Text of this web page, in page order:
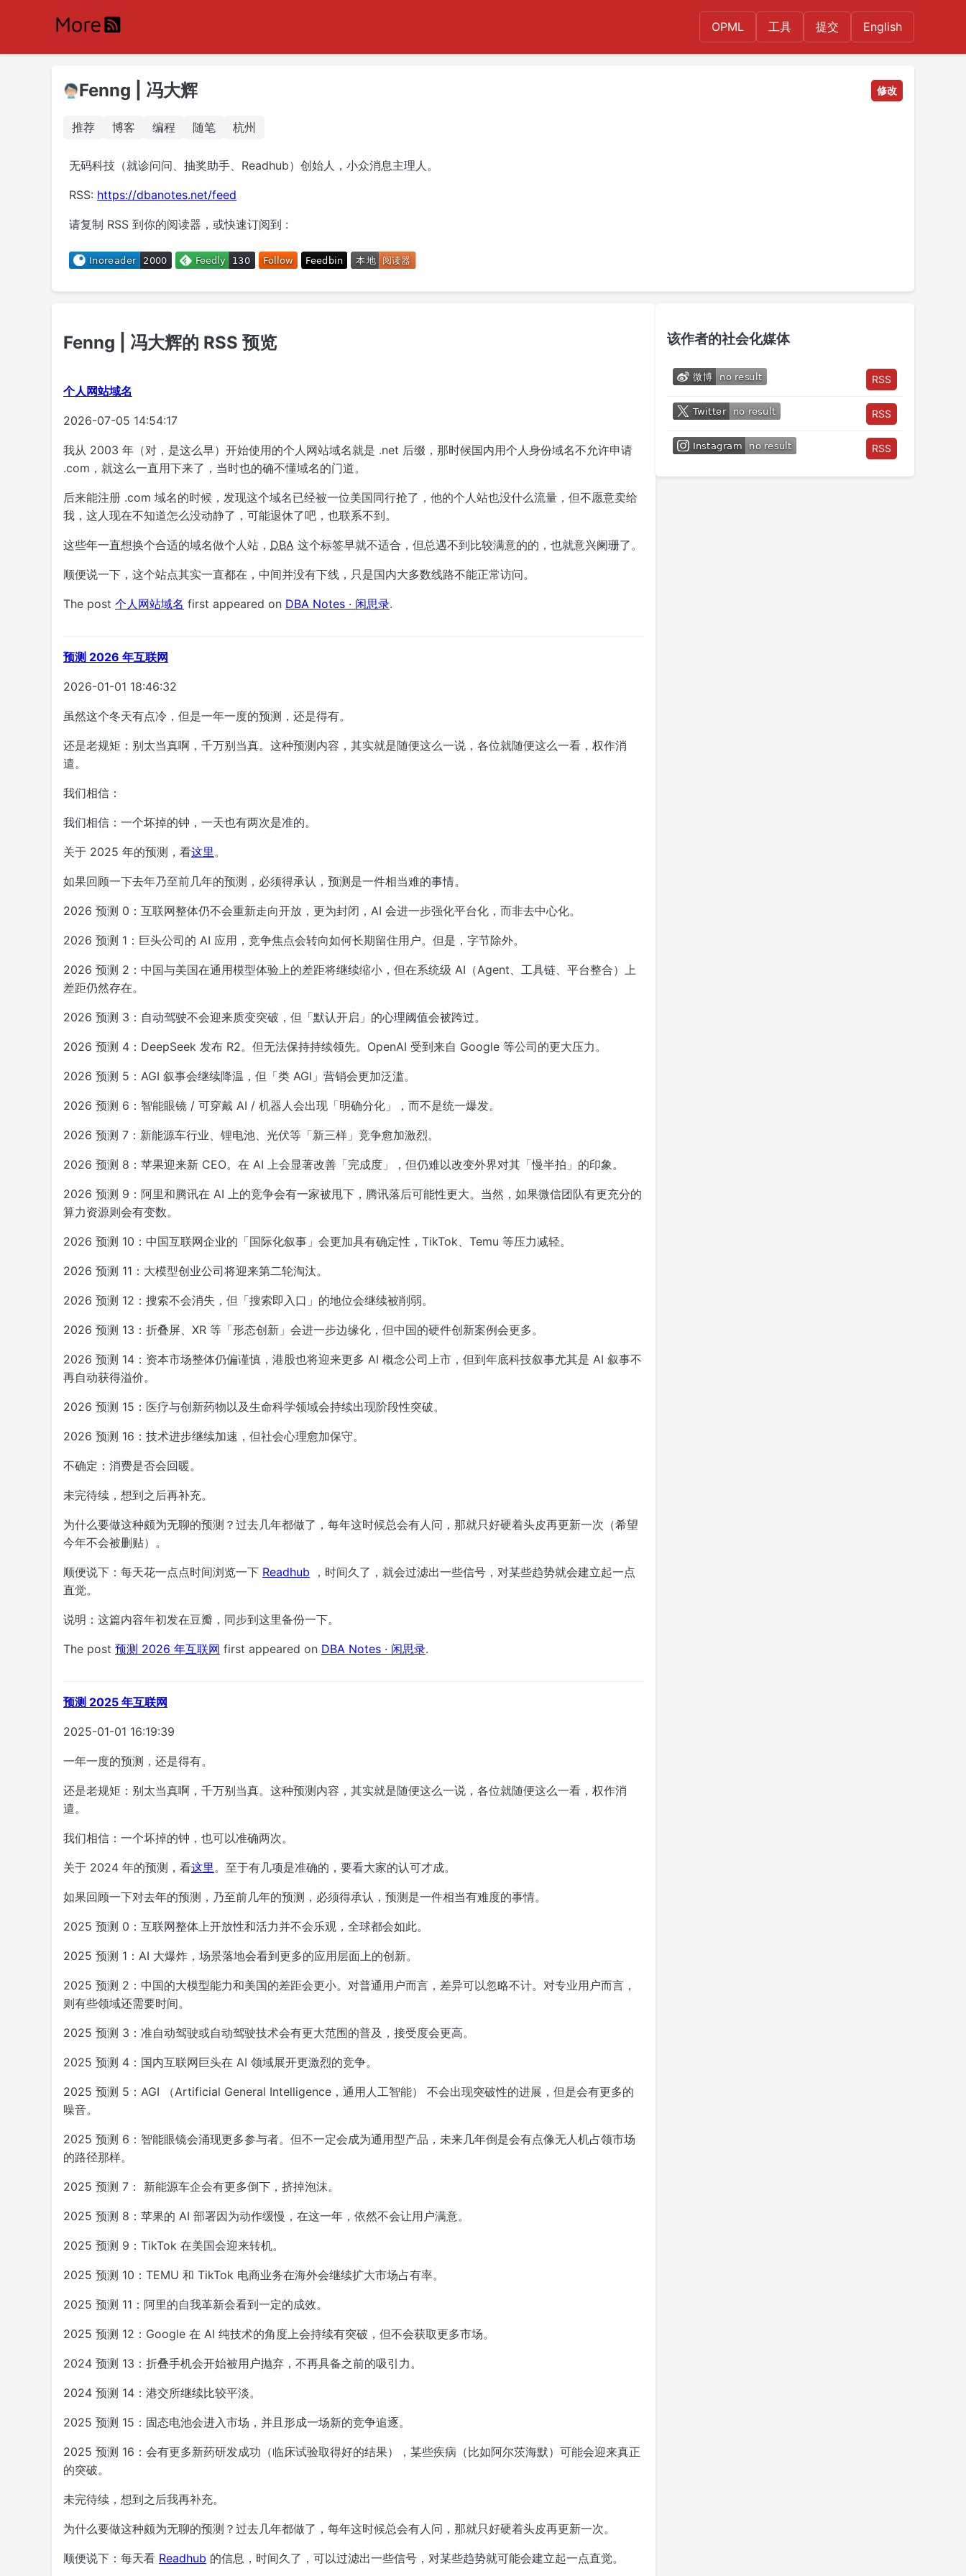
OPML 工具 提交 English
Fenng | 冯大辉 修改
推荐 博客 编程 随笔 杭州
无码科技（就诊问问、抽奖助手、Readhub）创始人，小众消息主理人。
RSS: https://dbanotes.net/feed
请复制 RSS 到你的阅读器，或快速订阅到 :
Fenng | 冯大辉的 RSS 预览
个人网站域名
2026-07-05 14:54:17
我从 2003 年（对，是这么早）开始使用的个人网站域名就是 .net 后缀，那时候国内用个人身份域名不允许申请
.com，就这么一直用下来了，当时也的确不懂域名的门道。
后来能注册 .com 域名的时候，发现这个域名已经被一位美国同行抢了，他的个人站也没什么流量，但不愿意卖给
我，这人现在不知道怎么没动静了，可能退休了吧，也联系不到。
这些年一直想换个合适的域名做个人站， DBA 这个标签早就不适合，但总遇不到比较满意的的，也就意兴阑珊了。
顺便说一下，这个站点其实一直都在，中间并没有下线，只是国内大多数线路不能正常访问。
The post 个人网站域名 first appeared on DBA Notes · 闲思录.
预测 2026 年互联网
2026-01-01 18:46:32
虽然这个冬天有点冷，但是一年一度的预测，还是得有。
还是老规矩：别太当真啊，千万别当真。这种预测内容，其实就是随便这么一说，各位就随便这么一看，权作消
遣。
我们相信：
我们相信：一个坏掉的钟，一天也有两次是准的。
关于 2025 年的预测，看这里 。
如果回顾一下去年乃至前几年的预测，必须得承认，预测是一件相当难的事情。
2026 预测 0：互联网整体仍不会重新走向开放，更为封闭，AI 会进一步强化平台化，而非去中心化。
2026 预测 1：巨头公司的 AI 应用，竞争焦点会转向如何长期留住用户。但是，字节除外。
2026 预测 2：中国与美国在通用模型体验上的差距将继续缩小，但在系统级 AI（Agent、工具链、平台整合）上
差距仍然存在。
2026 预测 3：自动驾驶不会迎来质变突破，但「默认开启」的心理阈值会被跨过。
2026 预测 4：DeepSeek 发布 R2。但无法保持持续领先。OpenAI 受到来自 Google 等公司的更大压力。
2026 预测 5：AGI 叙事会继续降温，但「类 AGI」营销会更加泛滥。
2026 预测 6：智能眼镜 / 可穿戴 AI / 机器人会出现「明确分化」，而不是统一爆发。
2026 预测 7：新能源车行业、锂电池、光伏等「新三样」竞争愈加激烈。
2026 预测 8：苹果迎来新 CEO。在 AI 上会显著改善「完成度」，但仍难以改变外界对其「慢半拍」的印象。
2026 预测 9：阿里和腾讯在 AI 上的竞争会有一家被甩下，腾讯落后可能性更大。当然，如果微信团队有更充分的
算力资源则会有变数。
2026 预测 10：中国互联网企业的「国际化叙事」会更加具有确定性，TikTok、Temu 等压力减轻。
2026 预测 11：大模型创业公司将迎来第二轮淘汰。
2026 预测 12：搜索不会消失，但「搜索即入口」的地位会继续被削弱。
2026 预测 13：折叠屏、XR 等「形态创新」会进一步边缘化，但中国的硬件创新案例会更多。
2026 预测 14：资本市场整体仍偏谨慎，港股也将迎来更多 AI 概念公司上市，但到年底科技叙事尤其是 AI 叙事不
再自动获得溢价。
2026 预测 15：医疗与创新药物以及生命科学领域会持续出现阶段性突破。
2026 预测 16：技术进步继续加速，但社会心理愈加保守。
不确定：消费是否会回暖。
未完待续，想到之后再补充。
为什么要做这种颇为无聊的预测？过去几年都做了，每年这时候总会有人问，那就只好硬着头皮再更新一次（希望
今年不会被删贴）。
顺便说下：每天花一点点时间浏览一下 Readhub ，时间久了，就会过滤出一些信号，对某些趋势就会建立起一点
直觉。
说明：这篇内容年初发在豆瓣，同步到这里备份一下。
The post 预测 2026 年互联网 first appeared on DBA Notes · 闲思录.
预测 2025 年互联网
2025-01-01 16:19:39
一年一度的预测，还是得有。
还是老规矩：别太当真啊，千万别当真。这种预测内容，其实就是随便这么一说，各位就随便这么一看，权作消
遣。
我们相信：一个坏掉的钟，也可以准确两次。
关于 2024 年的预测，看这里 。至于有几项是准确的，要看大家的认可才成。
如果回顾一下对去年的预测，乃至前几年的预测，必须得承认，预测是一件相当有难度的事情。
2025 预测 0：互联网整体上开放性和活力并不会乐观，全球都会如此。
2025 预测 1：AI 大爆炸，场景落地会看到更多的应用层面上的创新。
2025 预测 2：中国的大模型能力和美国的差距会更小。对普通用户而言，差异可以忽略不计。对专业用户而言，
则有些领域还需要时间。
2025 预测 3：准自动驾驶或自动驾驶技术会有更大范围的普及，接受度会更高。
2025 预测 4：国内互联网巨头在 AI 领域展开更激烈的竞争。
2025 预测 5：AGI （Artificial General Intelligence，通用人工智能） 不会出现突破性的进展，但是会有更多的
噪音。
2025 预测 6：智能眼镜会涌现更多参与者。但不一定会成为通用型产品，未来几年倒是会有点像无人机占领市场
的路径那样。
2025 预测 7： 新能源车企会有更多倒下，挤掉泡沫。
2025 预测 8：苹果的 AI 部署因为动作缓慢，在这一年，依然不会让用户满意。
2025 预测 9：TikTok 在美国会迎来转机。
2025 预测 10：TEMU 和 TikTok 电商业务在海外会继续扩大市场占有率。
2025 预测 11：阿里的自我革新会看到一定的成效。
2025 预测 12：Google 在 AI 纯技术的角度上会持续有突破，但不会获取更多市场。
2024 预测 13：折叠手机会开始被用户抛弃，不再具备之前的吸引力。
2024 预测 14：港交所继续比较平淡。
2025 预测 15：固态电池会进入市场，并且形成一场新的竞争追逐。
2025 预测 16：会有更多新药研发成功（临床试验取得好的结果），某些疾病（比如阿尔茨海默）可能会迎来真正
的突破。
未完待续，想到之后我再补充。
为什么要做这种颇为无聊的预测？过去几年都做了，每年这时候总会有人问，那就只好硬着头皮再更新一次。
顺便说下：每天看 Readhub 的信息，时间久了，可以过滤出一些信号，对某些趋势就可能会建立起一点直觉。
该作者的社会化媒体
RSS
RSS
RSS